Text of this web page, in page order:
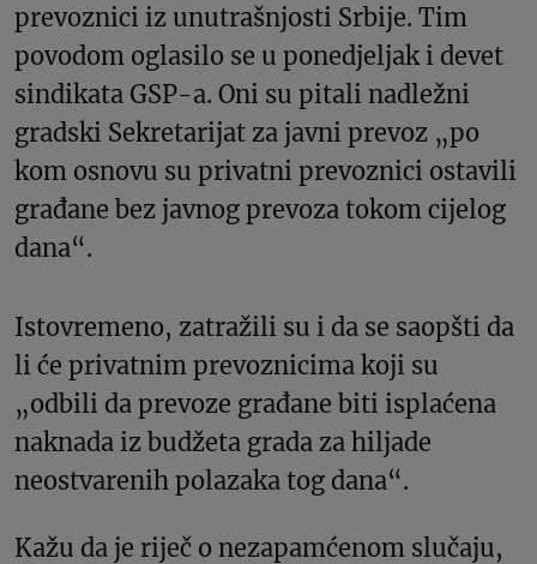
prevoznici iz unutrašnjosti Srbije. Tim
povodom oglasilo se u ponedjeljak i devet
sindikata GSP-a. Oni su pitali nadležni
gradski Sekretarijat za javni prevoz „po
kom osnovu su privatni prevoznici ostavili
građane bez javnog prevoza tokom cijelog
dana“.
Istovremeno, zatražili su i da se saopšti da
li će privatnim prevoznicima koji su
„odbili da prevoze građane biti isplaćena
naknada iz budžeta grada za hiljade
neostvarenih polazaka tog dana“.
Kažu da je riječ o nezapamćenom slučaju,